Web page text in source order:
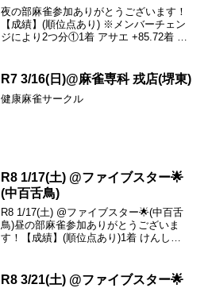
夜の部麻雀参加ありがとうございます！
【成績】(順位点あり) ※メンバーチェン
ジにより2つ分①1着 アサエ +85.72着 泉
R7 3/16(日)@麻雀専科 戎店(堺東)
健康麻雀サークル
R8 1/17(土) @ファイブスター🌟
(中百舌鳥)
R8 1/17(土) @ファイブスター🌟(中百舌
鳥)昼の部麻雀参加ありがとうございま
す！【成績】(順位点あり)1着 けんし
さんです！お...
R8 3/21(土) @ファイブスター🌟